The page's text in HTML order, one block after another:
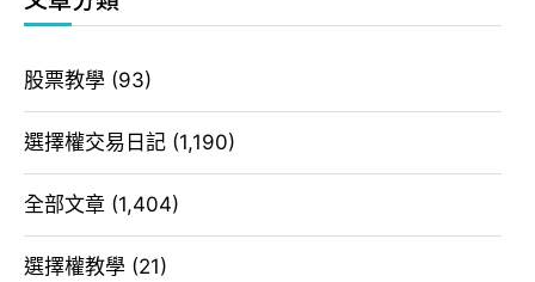
股票教學 (93)
選擇權交易日記 (1,190)
全部文章 (1,404)
選擇權教學 (21)